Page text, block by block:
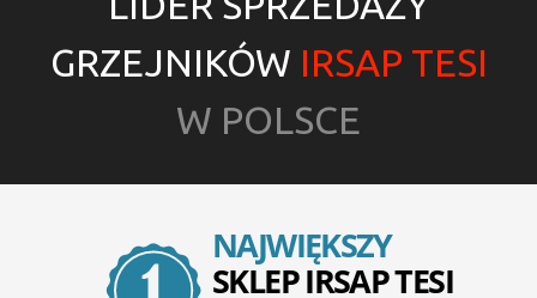
GRZEJNIKÓW IRSAP TESI
W POLSCE